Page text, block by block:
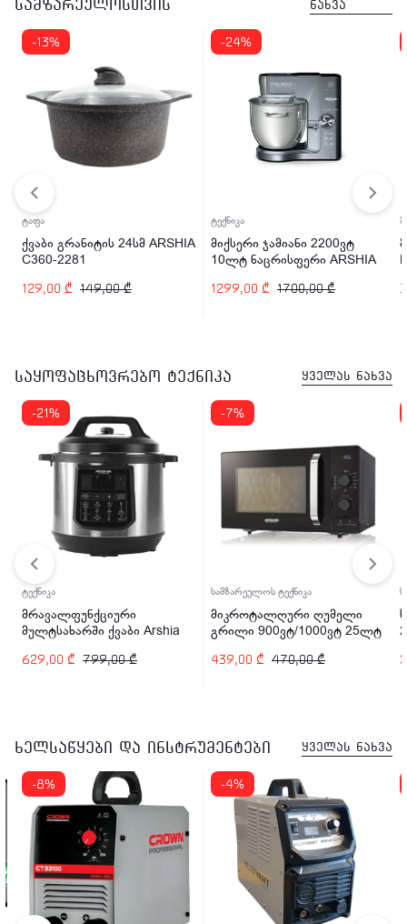
სამზარეულოსთვის ნახვა
-13%
ტაფა
ქვაბი გრანიტის 24სმ ARSHIA
C360-2281
149,00₾
129,00 ₾
-24%
ტექნიკა
მიქსერი ჯამიანი 2200ვტ
10ლტ ნაცრისფერი ARSHIA
1700,00₾
1299,00 ₾
საყოფაცხოვრებო ტექნიკა ყველას ნახვა
-21%
ტექნიკა
მრავალფუნქციური
მულტსახარში ქვაბი Arshia
799,00₾
629,00 ₾
-7%
სამზარეულოს ტექნიკა
მიკროტალღური ღუმელი
გრილი 900ვტ/1000ვტ 25ლტ
470,00₾
439,00 ₾
ხელსაწყები და ინსტრუმენტები ყველას ნახვა
-8% -4%